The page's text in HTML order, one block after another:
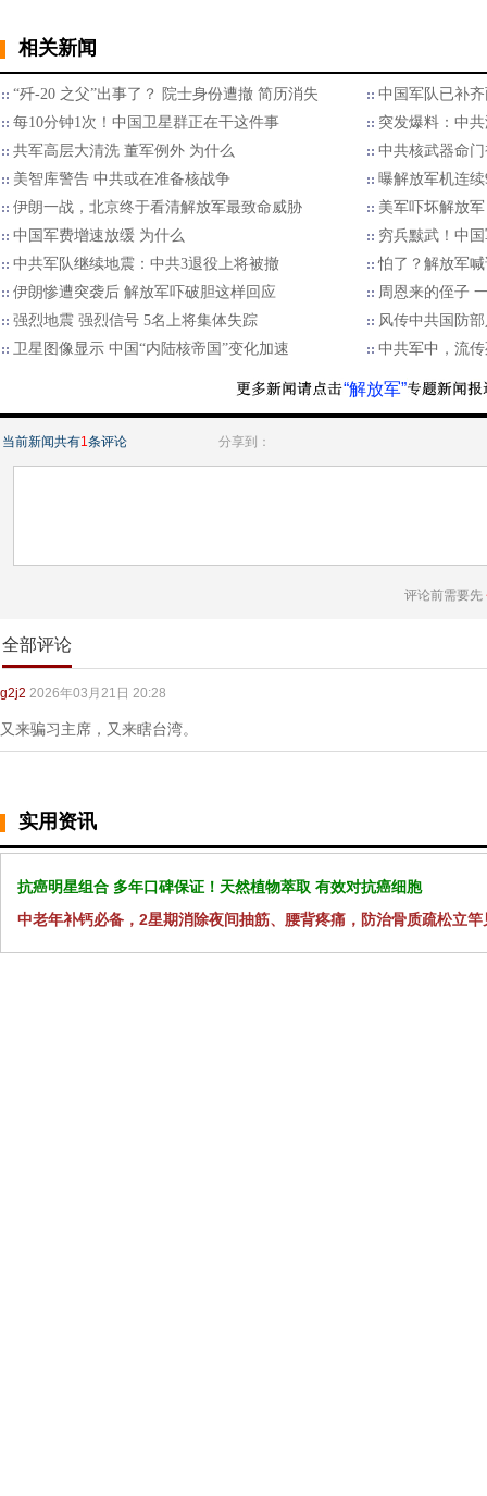
相关新闻
“歼-20 之父”出事了？ 院士身份遭撤 简历消失
中国军队已补
每10分钟1次！中国卫星群正在干这件事
突发爆料：中
共军高层大清洗 董军例外 为什么
中共核武器命
美智库警告 中共或在准备核战争
曝解放军机连
伊朗一战，北京终于看清解放军最致命威胁
美军吓坏解放
中国军费增速放缓 为什么
穷兵黩武！中
中共军队继续地震：中共3退役上将被撤
怕了？解放军
伊朗惨遭突袭后 解放军吓破胆这样回应
周恩来的侄子
强烈地震 强烈信号 5名上将集体失踪
风传中共国防
卫星图像显示 中国“内陆核帝国”变化加速
中共军中，流
“解放军”
当前新闻共有1条评论 分享到：
评论前需要先
全部评论
g2j2 2026年03月21日 20:28
又来骗习主席，又来瞎台湾。
实用资讯
抗癌明星组合 多年口碑保证！天然植物萃取 有效对抗癌细胞
中老年补钙必备，2星期消除夜间抽筋、腰背疼痛，防治骨质疏松立竿